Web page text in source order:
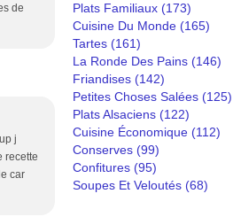
de
j
recette
car
Plats Familiaux (173)
Cuisine Du Monde (165)
Tartes (161)
La Ronde Des Pains (146)
Friandises (142)
Petites Choses Salées (125)
Plats Alsaciens (122)
Cuisine Économique (112)
Conserves (99)
Confitures (95)
Soupes Et Veloutés (68)